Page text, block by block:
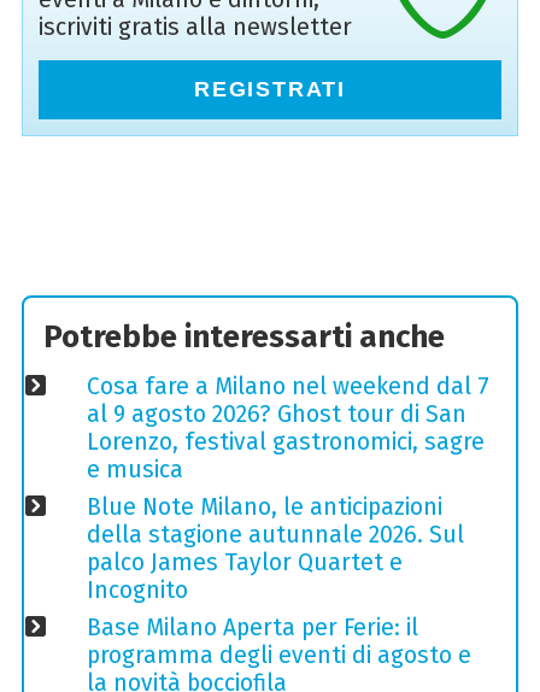
iscriviti gratis alla newsletter
REGISTRATI
Potrebbe interessarti anche
Cosa fare a Milano nel weekend dal 7
al 9 agosto 2026? Ghost tour di San
Lorenzo, festival gastronomici, sagre
e musica
Blue Note Milano, le anticipazioni
della stagione autunnale 2026. Sul
palco James Taylor Quartet e
Incognito
Base Milano Aperta per Ferie: il
programma degli eventi di agosto e
la novità bocciofila